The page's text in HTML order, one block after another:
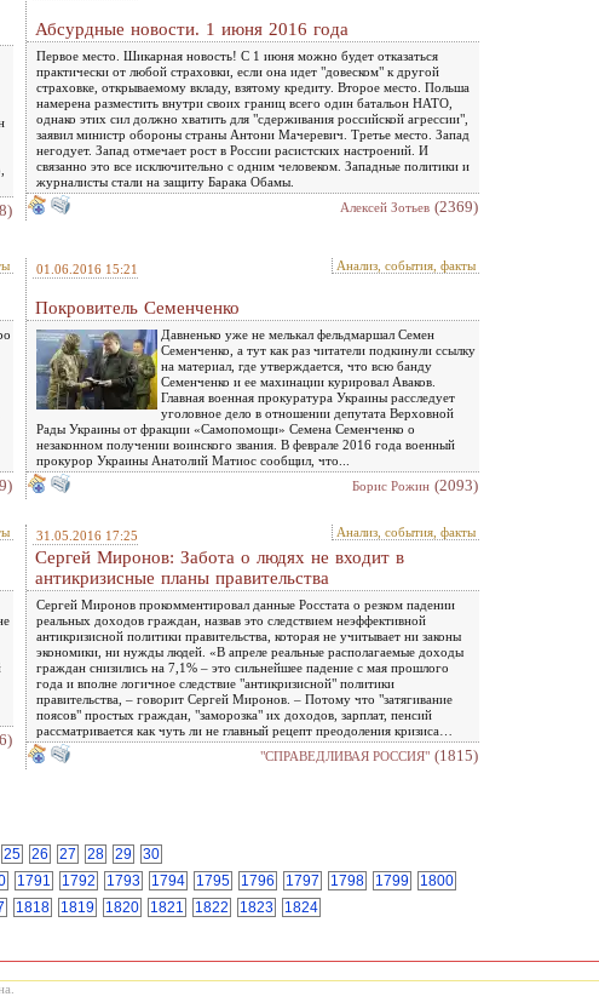
Абсурдные новости. 1 июня 2016 года
Первое место. Шикарная новость! С 1 июня можно будет отказаться
практически от любой страховки, если она идет "довеском" к другой
страховке, открываемому вкладу, взятому кредиту. Второе место. Польша
намерена разместить внутри своих границ всего один батальон НАТО,
однако этих сил должно хватить для "сдерживания российской агрессии",
заявил министр обороны страны Антони Мачеревич. Третье место. Запад
негодует. Запад отмечает рост в России расистских настроений. И
связанно это все исключительно с одним человеком. Западные политики и
журналисты стали на защиту Барака Обамы.
Алексей Зотьев (2369)
01.06.2016 15:21 Анализ, события, факты
Покровитель Семенченко
Давненько уже не мелькал фельдмаршал Семен
Семенченко, а тут как раз читатели подкинули ссылку
на материал, где утверждается, что всю банду
Семенченко и ее махинации курировал Аваков.
Главная военная прокуратура Украины расследует
уголовное дело в отношении депутата Верховной
Рады Украины от фракции «Самопомощи» Семена Семенченко о
незаконном получении воинского звания. В феврале 2016 года военный
прокурор Украины Анатолий Матиос сообщил, что...
Борис Рожин (2093)
31.05.2016 17:25 Анализ, события, факты
Сергей Миронов: Забота о людях не входит в
антикризисные планы правительства
Сергей Миронов прокомментировал данные Росстата о резком падении
реальных доходов граждан, назвав это следствием неэффективной
антикризисной политики правительства, которая не учитывает ни законы
экономики, ни нужды людей. «В апреле реальные располагаемые доходы
граждан снизились на 7,1% – это сильнейшее падение с мая прошлого
года и вполне логичное следствие "антикризисной" политики
правительства, – говорит Сергей Миронов. – Потому что "затягивание
поясов" простых граждан, "заморозка" их доходов, зарплат, пенсий
рассматривается как чуть ли не главный рецепт преодоления кризиса…
"СПРАВЕДЛИВАЯ РОССИЯ" (1815)
25 26 27 28 29
30
1791 1792 1793 1794 1795 1796 1797 1798 1799
1800
1818 1819 1820 1821 1822 1823 1824